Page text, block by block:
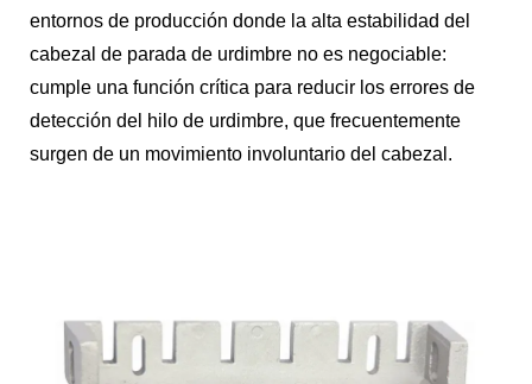
entornos de producción donde la alta estabilidad del
cabezal de parada de urdimbre no es negociable:
cumple una función crítica para reducir los errores de
detección del hilo de urdimbre, que frecuentemente
surgen de un movimiento involuntario del cabezal.